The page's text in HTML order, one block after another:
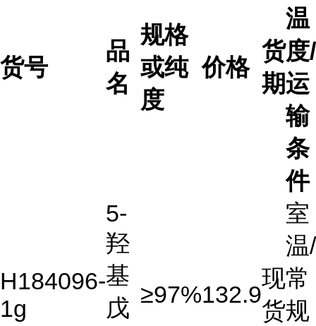
货号
品
名
规格
或纯
度
价格
货
期
温
度/
运
输
条
件
H184096-
1g
5-
羟
基
戊 ≥97%132.9
现
货
室
温/
常
规